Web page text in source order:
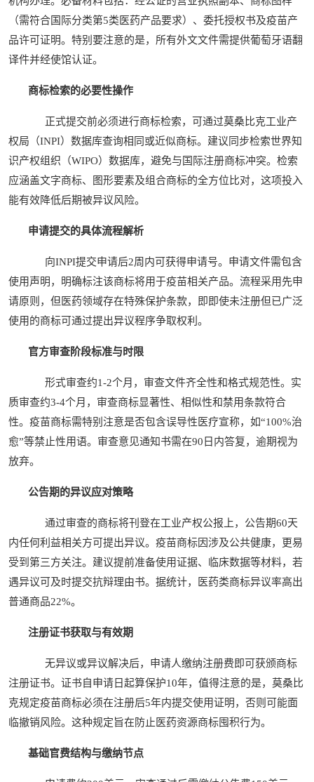
（需符合国际分类第5类医药产品要求）、委托授权书及疫苗产
品许可证明。特别要注意的是，所有外文文件需提供葡萄牙语翻
译件并经使馆认证。
商标检索的必要性操作
正式提交前必须进行商标检索，可通过莫桑比克工业产
权局（INPI）数据库查询相同或近似商标。建议同步检索世界知
识产权组织（WIPO）数据库，避免与国际注册商标冲突。检索
应涵盖文字商标、图形要素及组合商标的全方位比对，这项投入
能有效降低后期被异议风险。
申请提交的具体流程解析
向INPI提交申请后2周内可获得申请号。申请文件需包含
使用声明，明确标注该商标将用于疫苗相关产品。流程采用先申
请原则，但医药领域存在特殊保护条款，即即使未注册但已广泛
使用的商标可通过提出异议程序争取权利。
官方审查阶段标准与时限
形式审查约1-2个月，审查文件齐全性和格式规范性。实
质审查约3-4个月，审查商标显著性、相似性和禁用条款符合
性。疫苗商标需特别注意是否包含误导性医疗宣称，如“100%治
愈”等禁止性用语。审查意见通知书需在90日内答复，逾期视为
放弃。
公告期的异议应对策略
通过审查的商标将刊登在工业产权公报上，公告期60天
内任何利益相关方可提出异议。疫苗商标因涉及公共健康，更易
受到第三方关注。建议提前准备使用证据、临床数据等材料，若
遇异议可及时提交抗辩理由书。据统计，医药类商标异议率高出
普通商品22%。
注册证书获取与有效期
无异议或异议解决后，申请人缴纳注册费即可获颁商标
注册证书。证书自申请日起算保护10年，值得注意的是，莫桑比
克规定疫苗商标必须在注册后5年内提交使用证明，否则可能面
临撤销风险。这种规定旨在防止医药资源商标囤积行为。
基础官费结构与缴纳节点